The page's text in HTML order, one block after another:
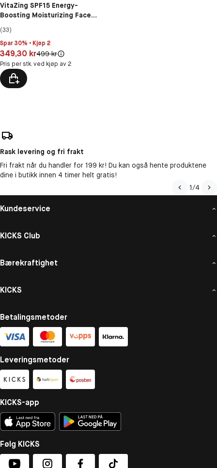
VitaZing SPF15 Energy-
Boosting Moisturizing Face
(33)
Spar 30% • Kjøp 2
Pris: 349,30 kr
349,30 krOriginal pris:
499 kr
Pris per stk. ved kjøp av 2
Rask levering og fri frakt
Fri frakt når du handler for 199 kr! Du kan også hente produktene
dine i butikk innen 4 timer helt gratis!
1/4
Kundeservice
KICKS Club
Bærekraftighet
KICKS
Betalingsmetoder
Leveringsmetoder
KICKS-app
Følg KICKS